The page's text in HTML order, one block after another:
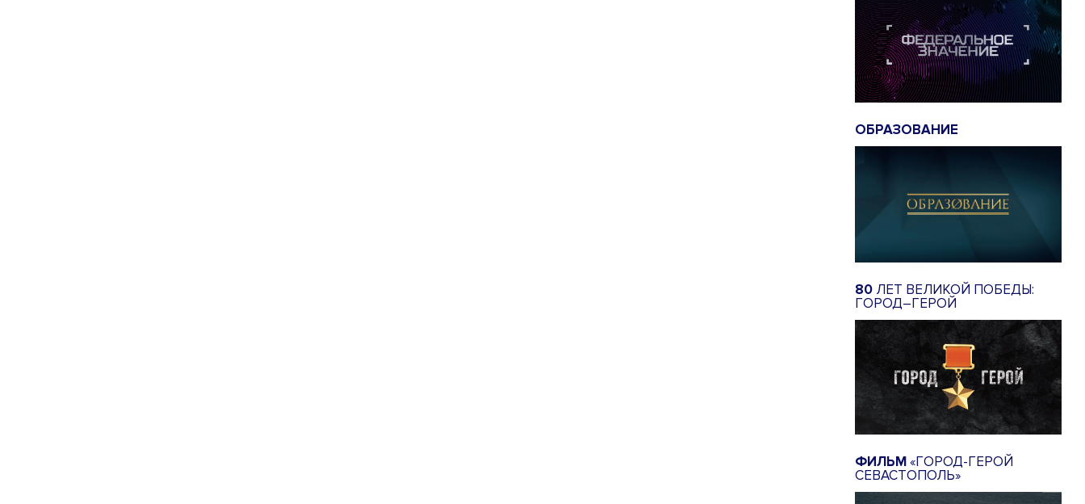
ОБРАЗОВАНИЕ
80 ЛЕТ ВЕЛИКОЙ ПОБЕДЫ:
ГОРОД–ГЕРОЙ
ФИЛЬМ«ГОРОД-ГЕРОЙ
СЕВАСТОПОЛЬ»